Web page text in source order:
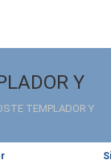
Y
TEMPLADOR Y